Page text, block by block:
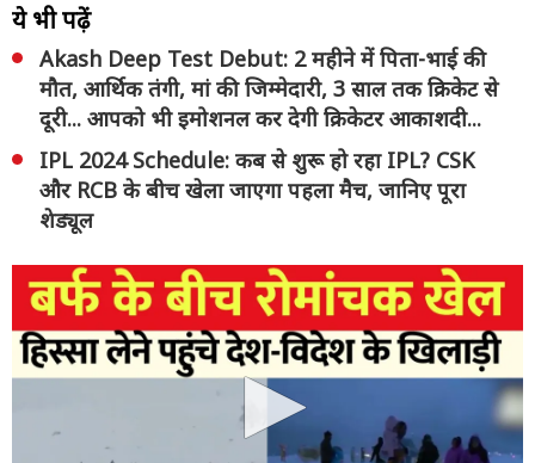
ये भी पढ़ें
Akash Deep Test Debut: 2 महीने में पिता-भाई की
मौत, आर्थिक तंगी, मां की जिम्मेदारी, 3 साल तक क्रिकेट से
दूरी... आपको भी इमोशनल कर देगी क्रिकेटर आकाशदी...
IPL 2024 Schedule: कब से शुरू हो रहा IPL? CSK
और RCB के बीच खेला जाएगा पहला मैच, जानिए पूरा
शेड्यूल